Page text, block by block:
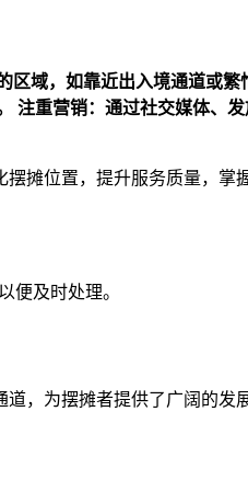
域，如靠近出入境通道或繁
注重营销：通过社交媒体、
摊位置，提升服务质量，掌
便及时处理。
，为摆摊者提供了广阔的发